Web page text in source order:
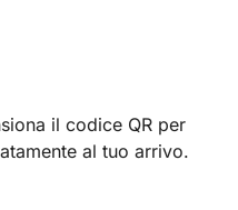
il codice QR per
al tuo arrivo.